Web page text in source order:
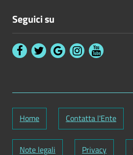
Seguici su
Home Contatta l'Ente
Note legali Privacy